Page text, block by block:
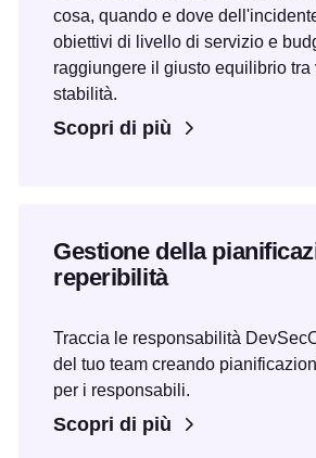
cosa, quando e dove
obiettivi di livello di servizio e
raggiungere il giusto equilibrio tra
stabilità.
Scopri di più
Gestione della
reperibilità
Traccia le responsabilità
del tuo team creando
per i responsabili.
Scopri di più